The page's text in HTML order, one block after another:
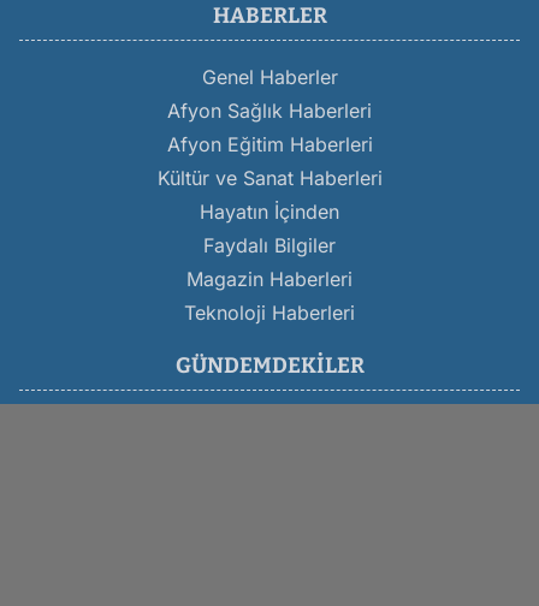
HABERLER
Genel Haberler
Afyon Sağlık Haberleri
Afyon Eğitim Haberleri
Kültür ve Sanat Haberleri
Hayatın İçinden
Faydalı Bilgiler
Magazin Haberleri
Teknoloji Haberleri
GÜNDEMDEKILER